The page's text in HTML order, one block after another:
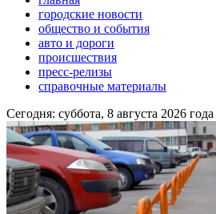
городские новости
общество и события
авто и дороги
происшествия
пресс-релизы
справочные материалы
Сегодня: суббота, 8 августа 2026 года